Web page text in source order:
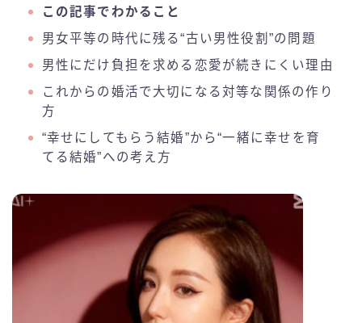
この記事でわかること
男女平等の時代に残る“古い男性役割”の問題
男性にだけ負担を求める恋愛が続きにくい理由
これからの婚活で大切になる対等な関係の作り
方
“幸せにしてもらう結婚”から“一緒に幸せを育
てる結婚”への考え方